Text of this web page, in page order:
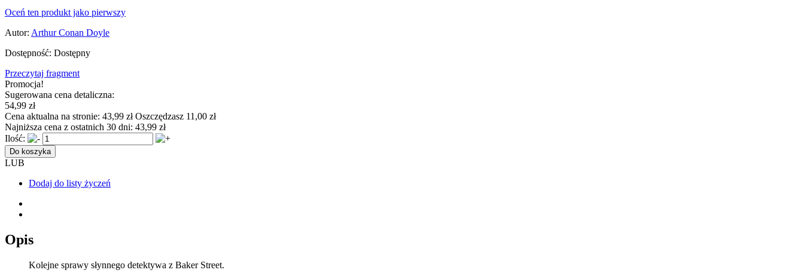
Oceń ten produkt jako pierwszy
Autor: Arthur Conan Doyle
Dostępność: Dostępny
Przeczytaj fragment
Promocja!
Sugerowana cena detaliczna:
54,99 zł
Cena aktualna na stronie: 43,99 złOszczędzasz 11,00 zł
Najniższa cena z ostatnich 30 dni: 43,99 zł
Ilość:
Do koszyka
LUB
Dodaj do listy życzeń
Opis
Kolejne sprawy słynnego detektywa z Baker Street.